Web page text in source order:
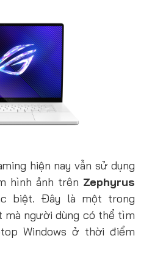
hiện nay vẫn sử dụng
hình ảnh trên Zephyrus
biệt. Đây là một trong
mà người dùng có thể tìm
Windows ở thời điểm